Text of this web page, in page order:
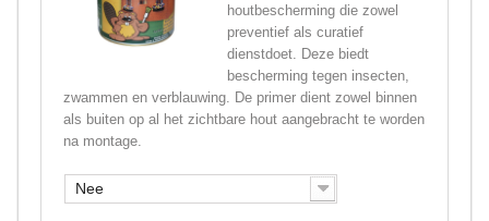
houtbescherming die zowel
preventief als curatief
dienstdoet. Deze biedt
bescherming tegen insecten,
zwammen en verblauwing. De primer dient zowel binnen
als buiten op al het zichtbare hout aangebracht te worden
na montage.
Nee